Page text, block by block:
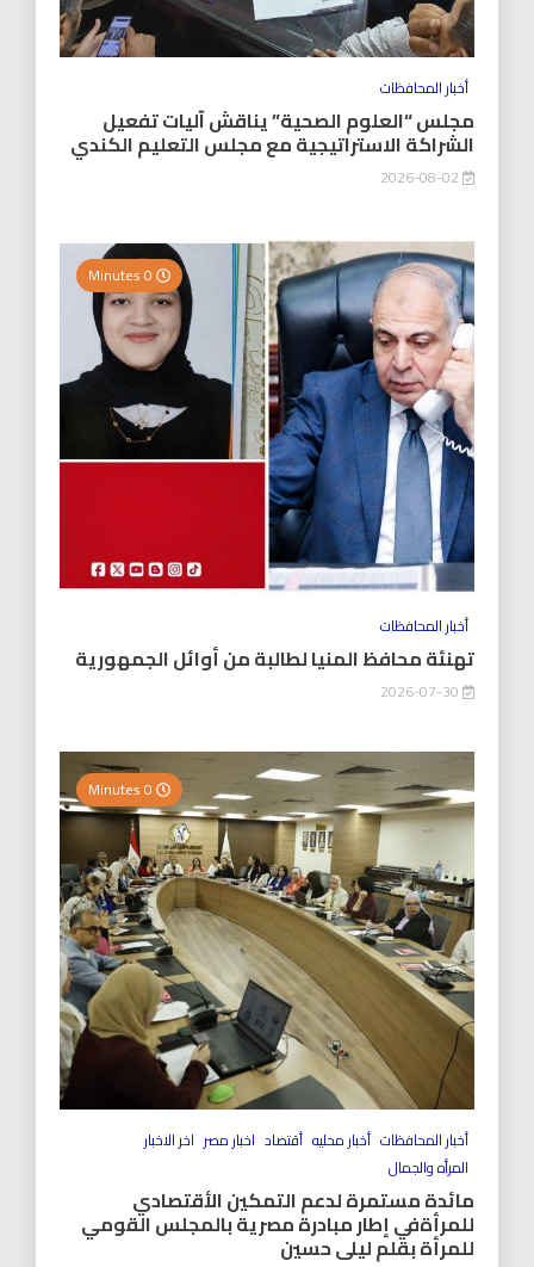
أخبار المحافظات
مجلس “العلوم الصحية” يناقش آليات تفعيل
الشراكة الاستراتيجية مع مجلس التعليم الكندي
أخبار المحافظات
تهنئة محافظ المنيا لطالبة من أوائل الجمهورية
أخبار المحافظات أخبار محليه أقتصاد اخبار مصر اخر الاخبار
المرأه والجمال
مائدة مستمرة لدعم التمكين الأقتصادي
للمرأةفي إطار مبادرة مصرية بالمجلس القومي
للمرأة بقلم ليلى حسين